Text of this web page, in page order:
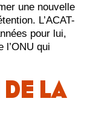
une nouvelle
L’ACAT-
pour lui,
l’ONU qui
LA